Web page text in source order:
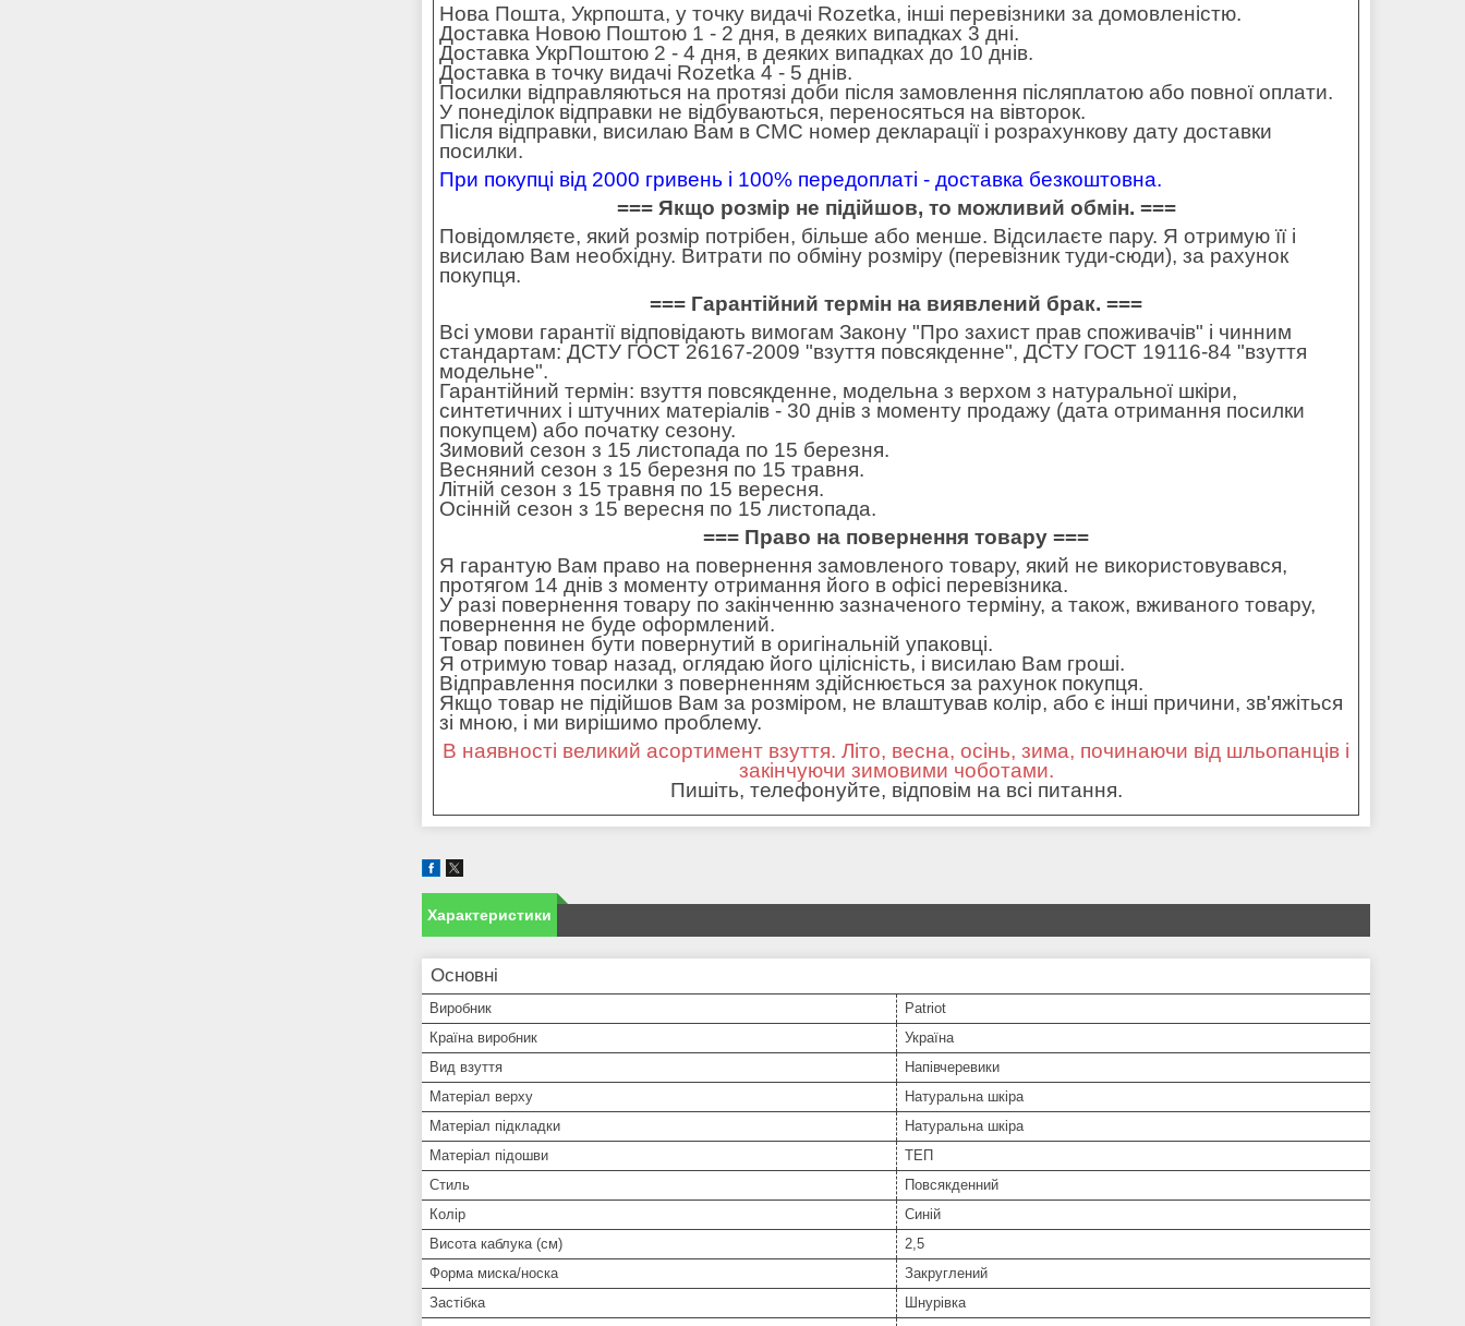
Нова Пошта, Укрпошта, у точку видачі Rozetka, інші перевізники за домовленістю.
Доставка Новою Поштою 1 - 2 дня, в деяких випадках 3 дні.
Доставка УкрПоштою 2 - 4 дня, в деяких випадках до 10 днів.
Доставка в точку видачі Rozetka 4 - 5 днів.
Посилки відправляються на протязі доби після замовлення післяплатою або повної оплати.
У понеділок відправки не відбуваються, переносяться на вівторок.
Після відправки, висилаю Вам в СМС номер декларації і розрахункову дату доставки
посилки.
При покупці від 2000 гривень і 100% передоплаті - доставка безкоштовна.
=== Якщо розмір не підійшов, то можливий обмін. ===
Повідомляєте, який розмір потрібен, більше або менше. Відсилаєте пару. Я отримую її і
висилаю Вам необхідну. Витрати по обміну розміру (перевізник туди-сюди), за рахунок
покупця.
=== Гарантійний термін на виявлений брак. ===
Всі умови гарантії відповідають вимогам Закону "Про захист прав споживачів" і чинним
стандартам: ДСТУ ГОСТ 26167-2009 "взуття повсякденне", ДСТУ ГОСТ 19116-84 "взуття
модельне".
Гарантійний термін: взуття повсякденне, модельна з верхом з натуральної шкіри,
синтетичних і штучних матеріалів - 30 днів з моменту продажу (дата отримання посилки
покупцем) або початку сезону.
Зимовий сезон з 15 листопада по 15 березня.
Весняний сезон з 15 березня по 15 травня.
Літній сезон з 15 травня по 15 вересня.
Осінній сезон з 15 вересня по 15 листопада.
=== Право на повернення товару ===
Я гарантую Вам право на повернення замовленого товару, який не використовувався,
протягом 14 днів з моменту отримання його в офісі перевізника.
У разі повернення товару по закінченню зазначеного терміну, а також, вживаного товару,
повернення не буде оформлений.
Товар повинен бути повернутий в оригінальній упаковці.
Я отримую товар назад, оглядаю його цілісність, і висилаю Вам гроші.
Відправлення посилки з поверненням здійснюється за рахунок покупця.
Якщо товар не підійшов Вам за розміром, не влаштував колір, або є інші причини, зв'яжіться
зі мною, і ми вирішимо проблему.
В наявності великий асортимент взуття. Літо, весна, осінь, зима, починаючи від шльопанців і
закінчуючи зимовими чоботами.
Пишіть, телефонуйте, відповім на всі питання.
Характеристики
Основні
Виробник
Patriot
Країна виробник
Україна
Вид взуття
Напівчеревики
Матеріал верху
Натуральна шкіра
Матеріал підкладки
Натуральна шкіра
Матеріал підошви
ТЕП
Стиль
Повсякденний
Колір
Синій
Висота каблука (см)
2,5
Форма миска/носка
Закруглений
Застібка
Шнурівка